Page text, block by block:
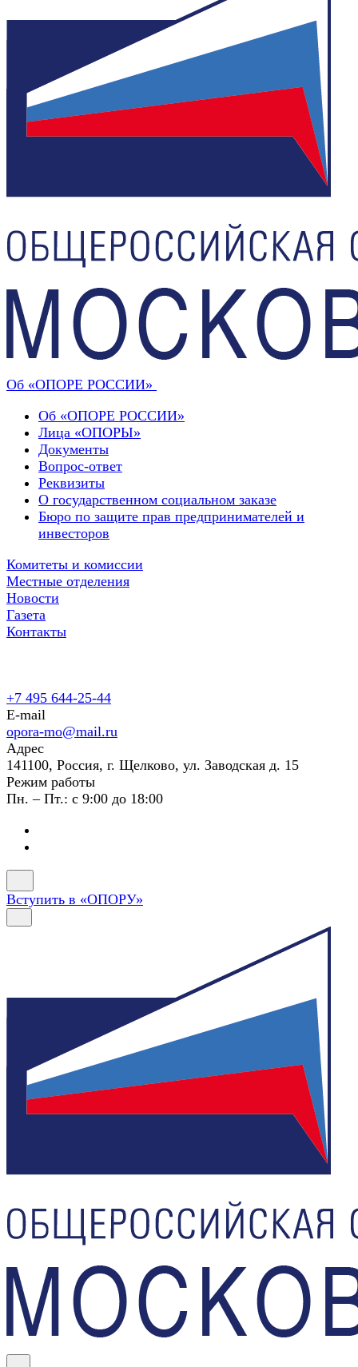
Об «ОПОРЕ РОССИИ»
Об «ОПОРЕ РОССИИ»
Лица «ОПОРЫ»
Документы
Вопрос-ответ
Реквизиты
О государственном социальном заказе
Бюро по защите прав предпринимателей и
инвесторов
Комитеты и комиссии
Местные отделения
Новости
Газета
Контакты
+7 495 644-25-44
E-mail
opora-mo@mail.ru
Адрес
141100, Россия, г. Щелково, ул. Заводская д. 15
Режим работы
Пн. – Пт.: с 9:00 до 18:00
Вступить в «ОПОРУ»